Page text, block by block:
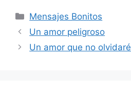
Categories
Mensajes Bonitos
Un amor peligroso
Un amor que no olvidaré